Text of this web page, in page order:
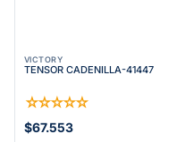
VICTORY
TENSOR CADENILLA-41447
☆☆☆☆☆
$67.553